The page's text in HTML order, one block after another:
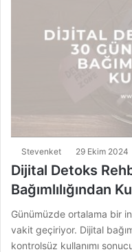
Stevenket 29 Ekim 2024
Dijital Detoks
Bağımlılığından
Günümüzde ortalama bir
vakit geçiriyor. Dijital
kontrolsüz kullanımı